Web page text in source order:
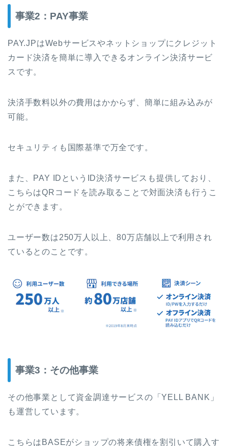
事業2：PAY事業
PAY.JPはWebサービスやネットショップにクレジット
カード決済を簡単に導入できるオンライン決済サービ
スです。
決済手数料以外の費用はかからず、簡単に組み込みが
可能。
セキュリティも国際基準で万全です。
また、PAY IDというID決済サービスも提供しており、
こちらはQRコードを読み取ることで対面決済も行うこ
とができます。
ユーザー数は250万人以上、80万店舗以上で利用され
ているとのことです。
事業3：その他事業
その他事業として資金調達サービスの「YELL BANK」
も運営しています。
こちらはBASEがショップの将来債権を割引いて購入す